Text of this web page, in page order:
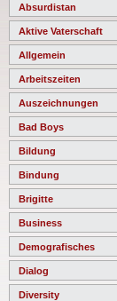
Absurdistan
Aktive Vaterschaft
Allgemein
Arbeitszeiten
Auszeichnungen
Bad Boys
Bildung
Bindung
Brigitte
Business
Demografisches
Dialog
Diversity